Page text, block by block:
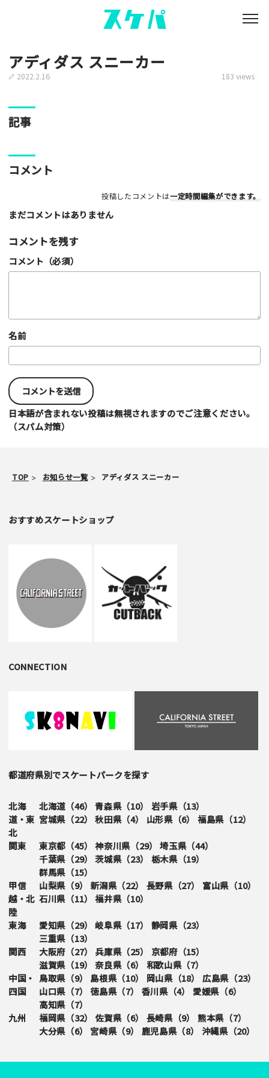
アディダス スニーカー
2022.2.16 183 views
記事
コメント
投稿したコメントは一定時間編集ができます。
まだコメントはありません
コメントを残す
コメント（必須）
名前
日本語が含まれない投稿は無視されますのでご注意ください。
（スパム対策）
TOP お知らせ一覧 アディダス スニーカー
おすすめスケートショップ
CONNECTION
都道府県別でスケートパークを探す
北海
道・東
北
北海道（46） 青森県（10） 岩手県（13）
宮城県（22） 秋田県（4） 山形県（6） 福島県（12）
関東 東京都（45） 神奈川県（29） 埼玉県（44）
千葉県（29） 茨城県（23） 栃木県（19）
群馬県（15）
甲信
越・北
陸
山梨県（9） 新潟県（22） 長野県（27） 富山県（10）
石川県（11） 福井県（10）
東海 愛知県（29） 岐阜県（17） 静岡県（23）
三重県（13）
関西
大阪府（27） 兵庫県（25） 京都府（15）
滋賀県（19） 奈良県（6） 和歌山県（7）
中国・
四国
鳥取県（9） 島根県（10） 岡山県（18） 広島県（23）
山口県（7） 徳島県（7） 香川県（4） 愛媛県（6）
高知県（7）
九州
福岡県（32） 佐賀県（6） 長崎県（9） 熊本県（7）
大分県（6） 宮崎県（9） 鹿児島県（8） 沖縄県（20）